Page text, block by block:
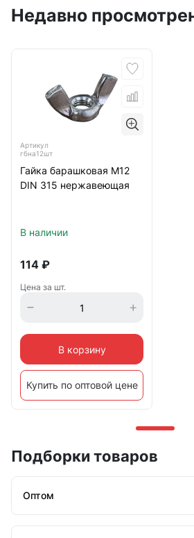
Недавно
Артикул
гбна12шт
Гайка барашковая М12
DIN 315 нержавеющая
В наличии
114 ₽
Цена за шт.
В корзину
Купить по оптовой цене
Подборки товаров
Оптом